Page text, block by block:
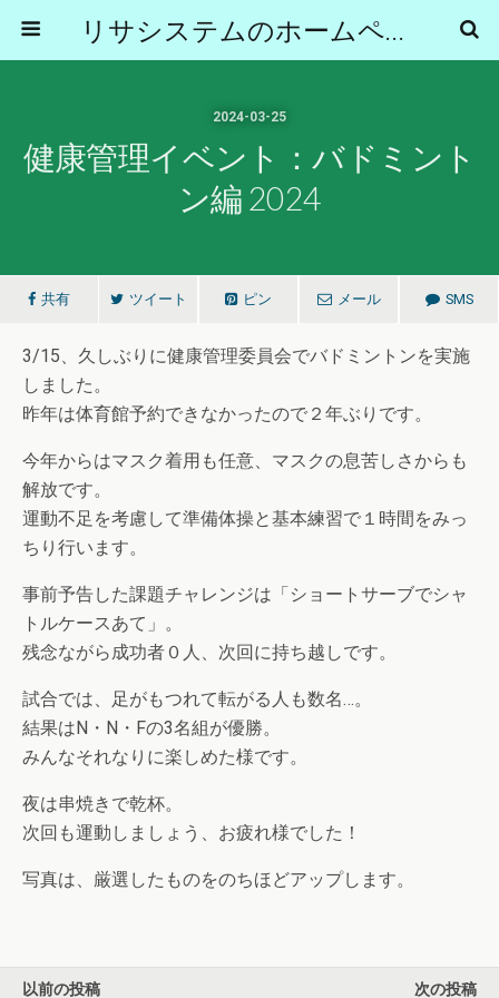
リサシステムのホームページ
2024-03-25
健康管理イベント：バドミント
ン編 2024
共有 ツイート ピン メール SMS
3/15、久しぶりに健康管理委員会でバドミントンを実施
しました。
昨年は体育館予約できなかったので２年ぶりです。
今年からはマスク着用も任意、マスクの息苦しさからも
解放です。
運動不足を考慮して準備体操と基本練習で１時間をみっ
ちり行います。
事前予告した課題チャレンジは「ショートサーブでシャ
トルケースあて」。
残念ながら成功者０人、次回に持ち越しです。
試合では、足がもつれて転がる人も数名…。
結果はN・N・Fの3名組が優勝。
みんなそれなりに楽しめた様です。
夜は串焼きで乾杯。
次回も運動しましょう、お疲れ様でした！
写真は、厳選したものをのちほどアップします。
以前の投稿 次の投稿